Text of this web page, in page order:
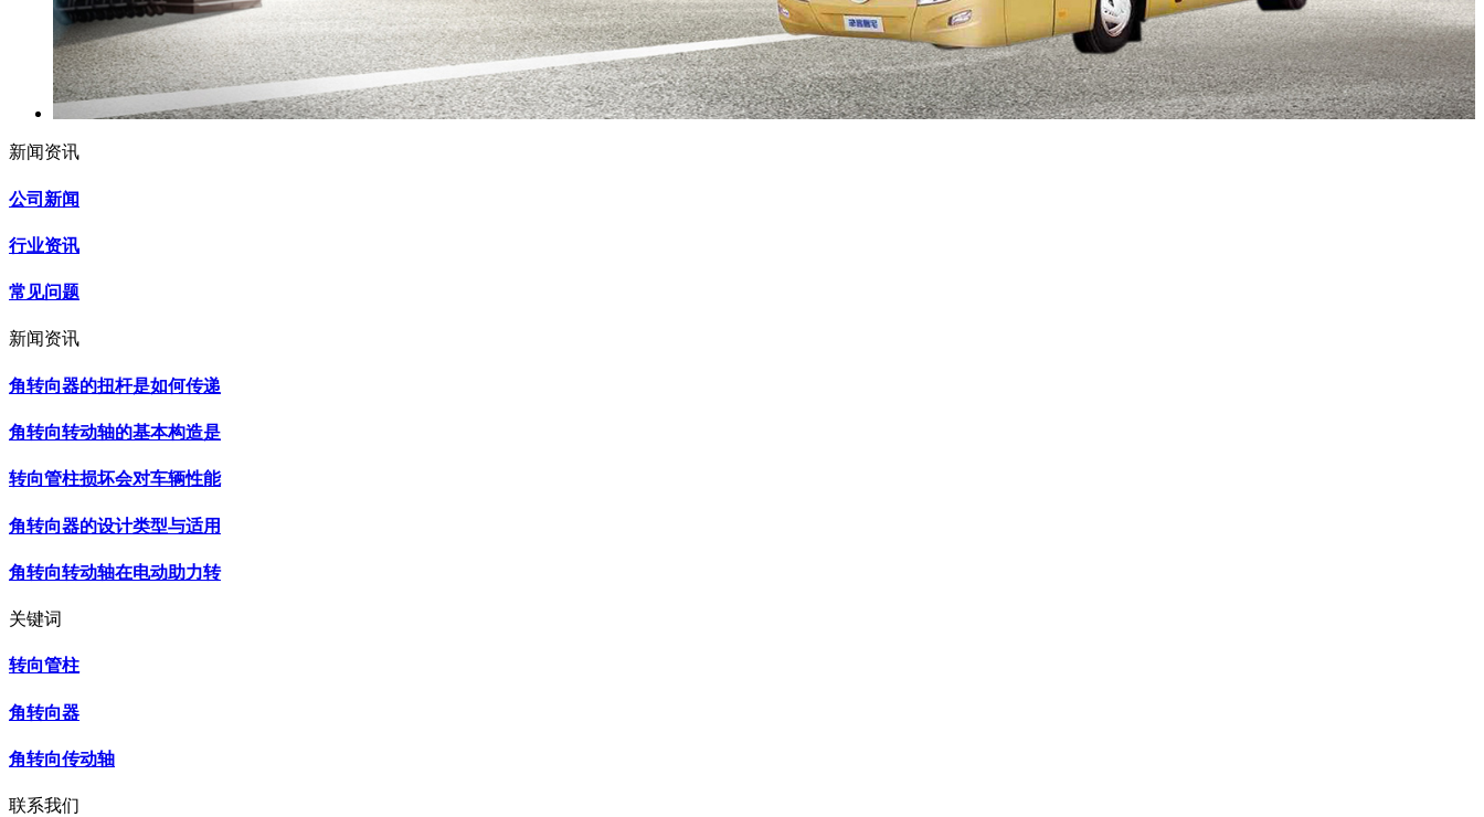
新闻资讯
公司新闻
行业资讯
常见问题
新闻资讯
角转向器的扭杆是如何传递
角转向转动轴的基本构造是
转向管柱损坏会对车辆性能
角转向器的设计类型与适用
角转向转动轴在电动助力转
关键词
转向管柱
角转向器
角转向传动轴
联系我们